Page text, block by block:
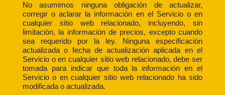
No asumimos ninguna obligación de actualizar,
corregir o aclarar la información en el Servicio o en
cualquier sitio web relacionado, incluyendo, sin
limitación, la información de precios, excepto cuando
sea requerido por la ley. Ninguna especificación
actualizada o fecha de actualización aplicada en el
Servicio o en cualquier sitio web relacionado, debe ser
tomada para indicar que toda la información en el
Servicio o en cualquier sitio web relacionado ha sido
modificada o actualizada.